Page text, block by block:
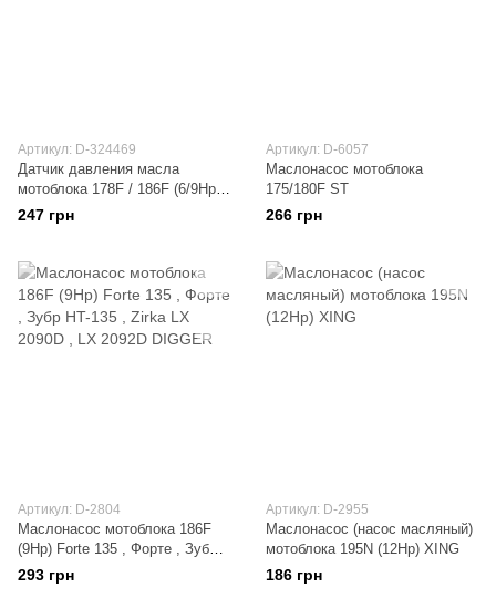
Артикул: D-324469
Датчик давления масла
мотоблока 178F / 186F (6/9Hp)
UG
247 грн
Артикул: D-6057
Маслонасос мотоблока
175/180F ST
266 грн
Артикул: D-2804
Маслонасос мотоблока 186F
(9Hp) Forte 135 , Форте , Зубр
HT-135 , Zirka LX 2090D , LX
2092D DIGGER
293 грн
Артикул: D-2955
Маслонасос (насос масляный)
мотоблока 195N (12Hp) XING
186 грн